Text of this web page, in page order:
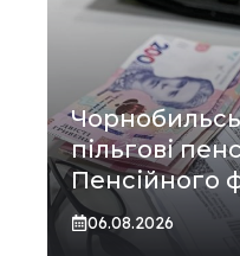
пільгові
Пенсійного
06.08.2026